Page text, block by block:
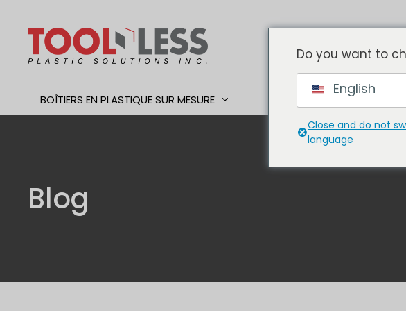
Pas de moules
BOÎTIERS EN PLASTIQUE SUR MESURE TRAVAILLER AVEC NOUS
Blog
Do you want to
English
Close and do not
language